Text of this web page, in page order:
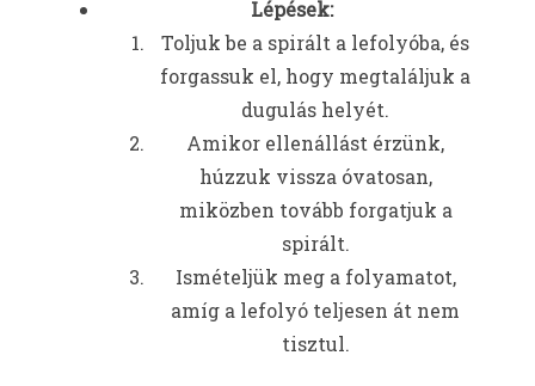
Lépések:
Toljuk be a spirált a lefolyóba, és
forgassuk el, hogy megtaláljuk a
dugulás helyét.
Amikor ellenállást érzünk,
húzzuk vissza óvatosan,
miközben tovább forgatjuk a
spirált.
Ismételjük meg a folyamatot,
amíg a lefolyó teljesen át nem
tisztul.